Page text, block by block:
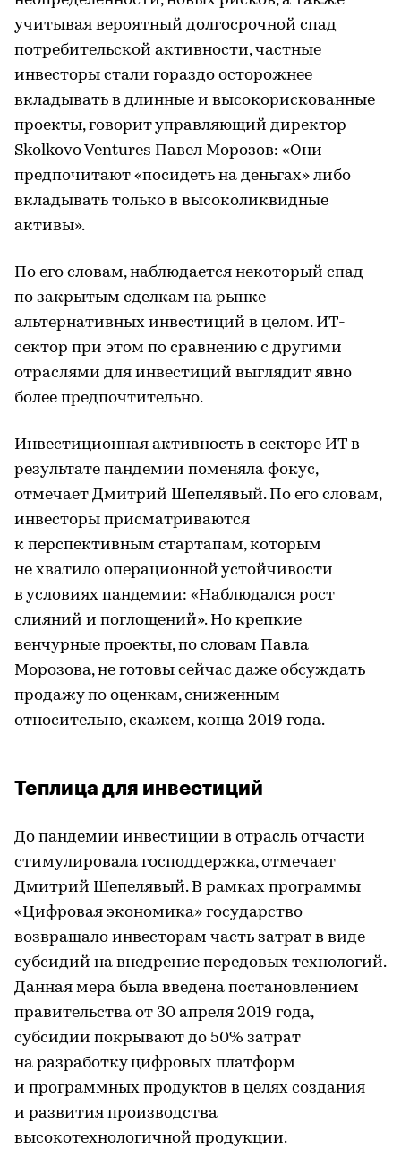
учитывая вероятный долгосрочной спад
потребительской активности, частные
инвесторы стали гораздо осторожнее
вкладывать в длинные и высокорискованные
проекты, говорит управляющий директор
Skolkovo Ventures Павел Морозов: «Они
предпочитают «посидеть на деньгах» либо
вкладывать только в высоколиквидные
активы».
По его словам, наблюдается некоторый спад
по закрытым сделкам на рынке
альтернативных инвестиций в целом. ИТ-
сектор при этом по сравнению с другими
отраслями для инвестиций выглядит явно
более предпочтительно.
Инвестиционная активность в секторе ИТ в
результате пандемии поменяла фокус,
отмечает Дмитрий Шепелявый. По его словам,
инвесторы присматриваются
к перспективным стартапам, которым
не хватило операционной устойчивости
в условиях пандемии: «Наблюдался рост
слияний и поглощений». Но крепкие
венчурные проекты, по словам Павла
Морозова, не готовы сейчас даже обсуждать
продажу по оценкам, сниженным
относительно, скажем, конца 2019 года.
Теплица для инвестиций
До пандемии инвестиции в отрасль отчасти
стимулировала господдержка, отмечает
Дмитрий Шепелявый. В рамках программы
«Цифровая экономика» государство
возвращало инвесторам часть затрат в виде
субсидий на внедрение передовых технологий.
Данная мера была введена постановлением
правительства от 30 апреля 2019 года,
субсидии покрывают до 50% затрат
на разработку цифровых платформ
и программных продуктов в целях создания
и развития производства
высокотехнологичной продукции.